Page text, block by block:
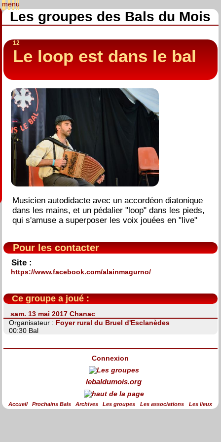
Les groupes des Bals du Mois
12
Le loop est dans le bal
Musicien autodidacte avec un accordéon diatonique
dans les mains, et un pédalier "loop" dans les pieds,
qui s'amuse a superposer les voix jouées en "live"
Pour les contacter
Site :
https://www.facebook.com/alainmagurno/
Ce groupe a joué :
sam. 13 mai 2017 Chanac
Organisateur : Foyer rural du Bruel d'Esclanèdes
00:30 Bal
Connexion
lebaldumois.org
Accueil Prochains Bals Archives Les groupes Les associations Les lieux